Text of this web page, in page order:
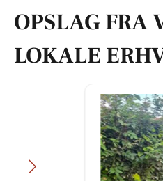
OPSLAG FRA
LOKALE